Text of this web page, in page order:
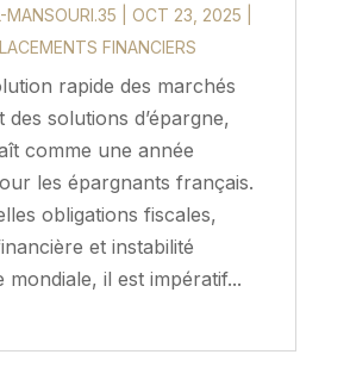
MANSOURI.35 OCT 23, 2025
FINANCIERS
rapide des marchés
des solutions d’épargne,
comme une année
les épargnants français.
obligations fiscales,
et instabilité
mondiale, il est impératif...